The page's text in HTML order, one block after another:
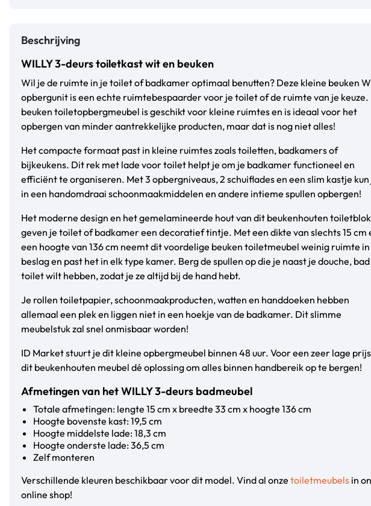
Beschrijving
WILLY 3-deurs toiletkast wit en beuken
Wil je de ruimte in je toilet of badkamer optimaal benutten? Deze kleine beuken
opbergunit is een echte ruimtebespaarder voor je toilet of de ruimte van je
beuken toiletopbergmeubel is geschikt voor kleine ruimtes en is ideaal voor het
opbergen van minder aantrekkelijke producten, maar dat is nog niet alles!
Het compacte formaat past in kleine ruimtes zoals toiletten, badkamers of
bijkeukens. Dit rek met lade voor toilet helpt je om je badkamer functioneel en
efficiënt te organiseren. Met 3 opbergniveaus, 2 schuiflades en een slim kastje kun
in een handomdraai schoonmaakmiddelen en andere intieme spullen opbergen!
Het moderne design en het gemelamineerde hout van dit beukenhouten toiletblok
geven je toilet of badkamer een decoratief tintje. Met een dikte van slechts 15 cm
een hoogte van 136 cm neemt dit voordelige beuken toiletmeubel weinig ruimte in
beslag en past het in elk type kamer. Berg de spullen op die je naast je douche,
toilet wilt hebben, zodat je ze altijd bij de hand hebt.
Je rollen toiletpapier, schoonmaakproducten, watten en handdoeken hebben
allemaal een plek en liggen niet in een hoekje van de badkamer. Dit slimme
meubelstuk zal snel onmisbaar worden!
ID Market stuurt je dit kleine opbergmeubel binnen 48 uur. Voor een zeer lage
dit beukenhouten meubel dé oplossing om alles binnen handbereik op te bergen!
Afmetingen van het WILLY 3-deurs badmeubel
Totale afmetingen: lengte 15 cm x breedte 33 cm x hoogte 136 cm
Hoogte bovenste kast: 19,5 cm
Hoogte middelste lade: 18,3 cm
Hoogte onderste lade: 36,5 cm
Zelf monteren
Verschillende kleuren beschikbaar voor dit model. Vind al onze toiletmeubels in
online shop!